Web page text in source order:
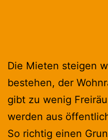
Die Mieten steigen
bestehen, der
gibt zu wenig
werden aus
So richtig einen